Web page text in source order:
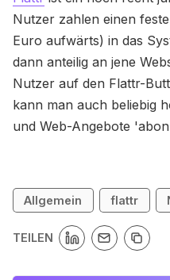
Nutzer zahlen einen
Euro aufwärts) in das
dann anteilig an jene
Nutzer auf den Flattr-
kann man auch beliebig
und Web-Angebote
Allgemein flattr
TEILEN